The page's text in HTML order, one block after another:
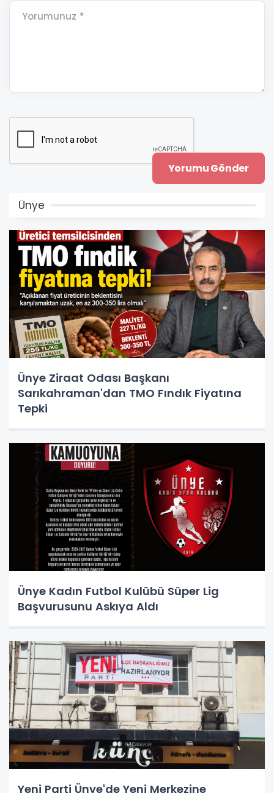
Yorumunuz *
Ünye
Ünye Ziraat Odası Başkanı
Sarıkahraman'dan TMO Fındık Fiyatına
Tepki
Ünye Kadın Futbol Kulübü Süper Lig
Başvurusunu Askıya Aldı
Yeni Parti Ünye'de Yeni Merkezine